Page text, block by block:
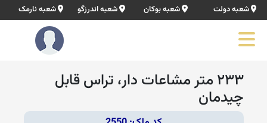
شعبه دولت شعبه بوکان شعبه اندرزگو شعبه نارمک
۲۳۳ متر مشاعات دار، تراس قابل
چیدمان